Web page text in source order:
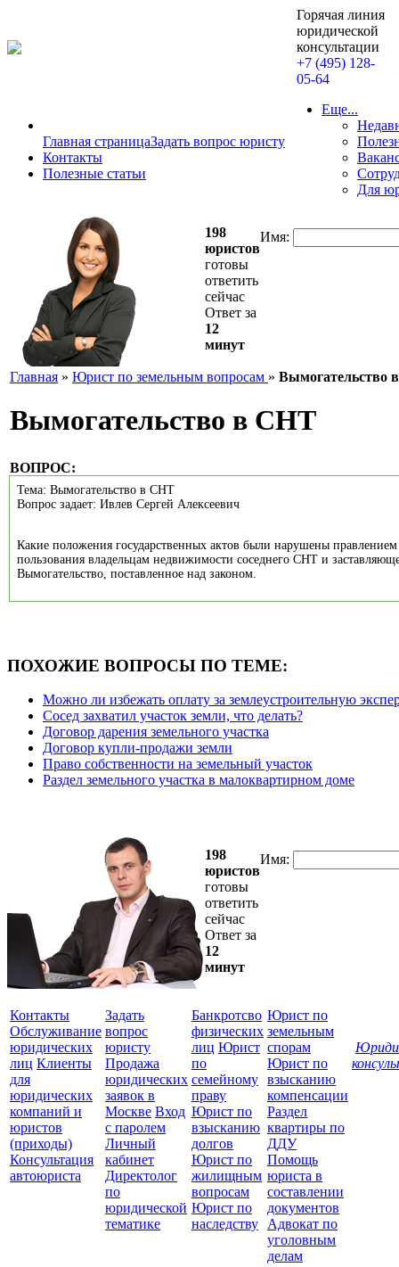
Горячая линия
юридической
консультации
+7 (495) 128-
05-64
Главная страницаЗадать вопрос юристу
Контакты
Полезные статьи
Еще...
Для
198
юристов
готовы
ответить
сейчас
Ответ за
12
минут
Имя:
Главная » Юрист по земельным вопросам » Вымогательство
Вымогательство в СНТ
ВОПРОС:
Тема: Вымогательство в СНТ
Вопрос задает: Ивлев Сергей Алексеевич
Какие положения государственных актов были нарушены
пользования владельцам недвижимости соседнего СНТ и
Вымогательство, поставленное над законом.
ПОХОЖИЕ ВОПРОСЫ ПО ТЕМЕ:
Можно ли избежать оплату за землеустроительную
Сосед захватил участок земли, что делать?
Договор дарения земельного участка
Договор купли-продажи земли
Право собственности на земельный участок
Раздел земельного участка в малоквартирном доме
198
юристов
готовы
ответить
сейчас
Ответ за
12
минут
Имя:
Контакты
Обслуживание
юридических
лиц Клиенты
для
юридических
компаний и
юристов
(приходы)
Консультация
автоюриста
Задать
вопрос
юристу
Продажа
юридических
заявок в
Москве Вход
с паролем
Личный
кабинет
Директолог
по
юридической
тематике
Банкротсво
физических
лиц Юрист
по
семейному
праву
Юрист по
взысканию
долгов
Юрист по
жилищным
вопросам
Юрист по
наследству
Юрист по
земельным
спорам
Юрист по
взысканию
компенсации
Раздел
квартиры по
ДДУ
Помощь
юриста в
составлении
документов
Адвокат по
уголовным
делам